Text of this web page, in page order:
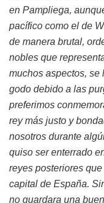
en Pampliega,
pacífico como el de
de manera brutal,
nobles que
muchos aspectos, se
godo debido a las
preferimos
rey más justo y
nosotros durante
quiso ser enterrado
reyes posteriores
capital de España.
no guardara una